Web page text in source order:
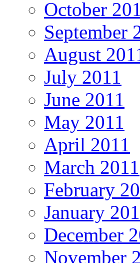
October
September
August
July 2011
June 2011
May 2011
April 2011
March 2011
February
January
December
November